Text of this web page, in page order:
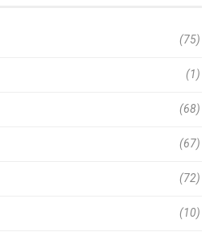
(75)
(1)
(68)
(67)
(72)
(10)